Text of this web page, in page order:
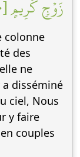
زَوۡجٖ كَرِيمٍ [١٠]
colonne
des
ne
a disséminé
ciel, Nous
y faire
couples